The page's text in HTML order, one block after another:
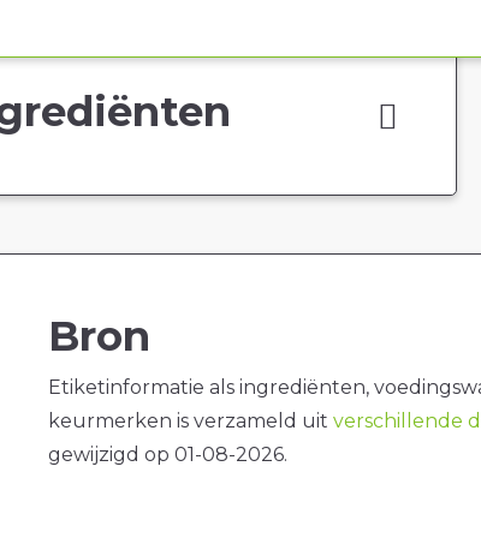
Bron
Etiketinformatie als ingrediënten,
keurmerken is verzameld uit verschillende
gewijzigd op 01-08-2026.